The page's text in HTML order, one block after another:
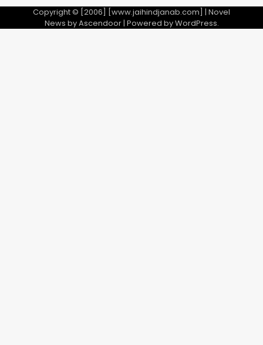
Copyright © [2006] [www.jaihindjanab.com] | Novel
News byAscendoor| Powered byWordPress.